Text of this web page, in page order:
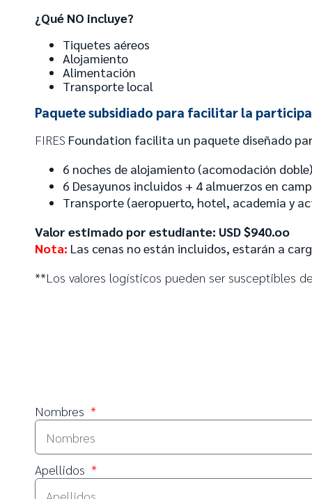
¿Qué NO incluye?
Tiquetes aéreos
Alojamiento
Alimentación
Transporte local
Paquete subsidiado para facilitar la
FIRES Foundation facilita un paquete diseñado
6 noches de alojamiento (acomodación doble)
6 Desayunos incluidos + 4 almuerzos en
Transporte (aeropuerto, hotel, academia y
Valor estimado por estudiante: USD $940.oo
Nota: Las cenas no están incluidos, estarán a
**Los valores logísticos pueden ser susceptibles
Nombres
Apellidos